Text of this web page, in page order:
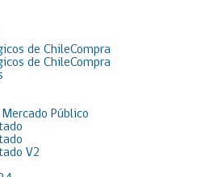
de ChileCompra
de ChileCompra
Público
V2